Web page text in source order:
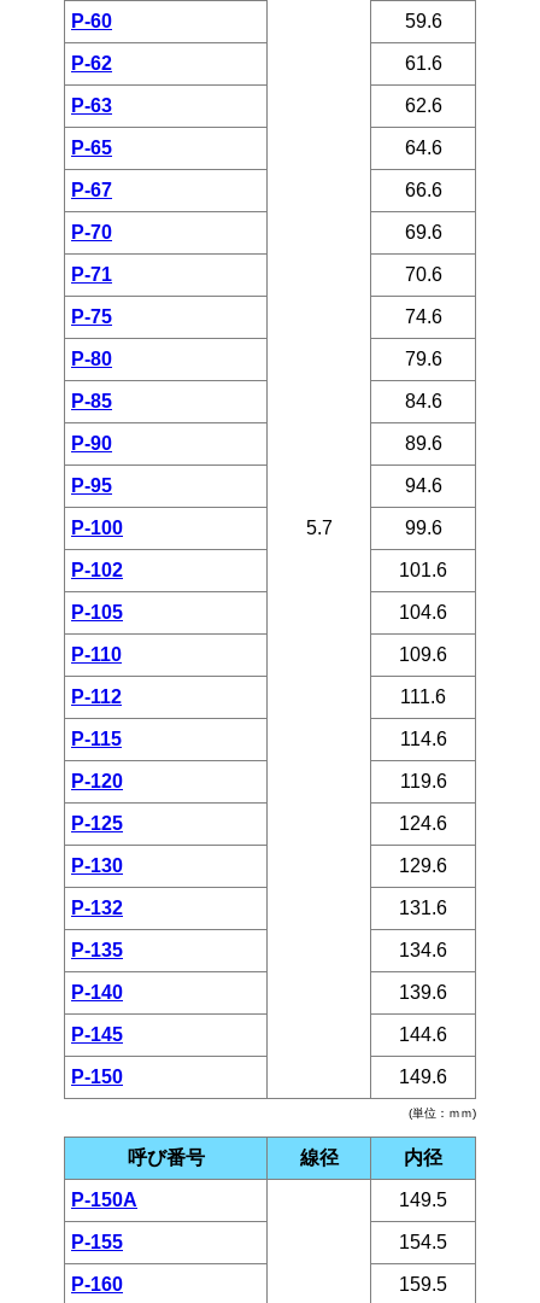
(単位：ｍｍ)
5.7
P-60 59.6
P-62 61.6
P-63 62.6
P-65 64.6
P-67 66.6
P-70 69.6
P-71 70.6
P-75 74.6
P-80 79.6
P-85 84.6
P-90 89.6
P-95 94.6
P-100 99.6
P-102 101.6
P-105 104.6
P-110 109.6
P-112 111.6
P-115 114.6
P-120 119.6
P-125 124.6
P-130 129.6
P-132 131.6
P-135 134.6
P-140 139.6
P-145 144.6
P-150 149.6
呼び番号 線径 内径
P-150A 149.5
P-155 154.5
P-160 159.5